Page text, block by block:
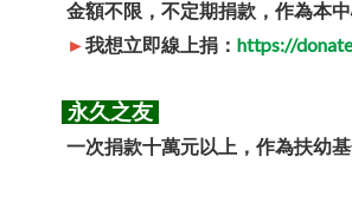
金額不限，不定期捐款，作為本
►我想立即線上捐： https://
永久之友
一次捐款十萬元以上，作為扶幼